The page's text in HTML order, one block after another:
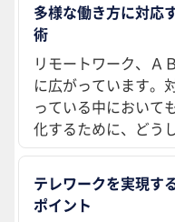
多様な働き方に対
術
リモートワーク、Ａ
に広がっています。
っている中において
化するために、どう
テレワークを実現す
ポイント